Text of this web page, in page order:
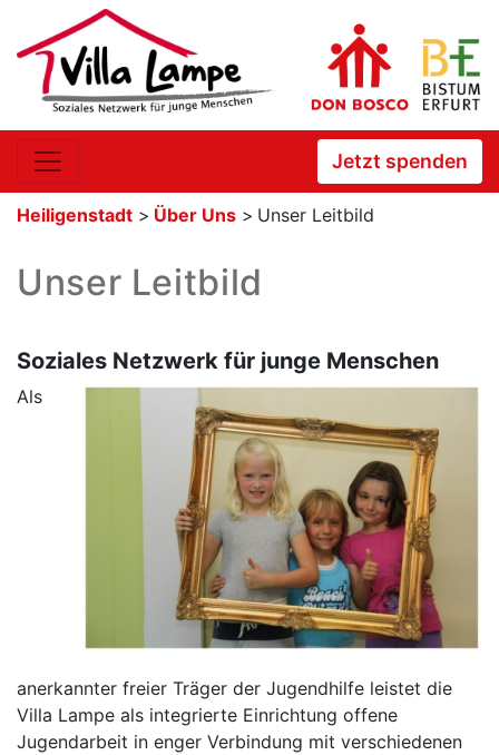
Jetzt spenden
Heiligenstadt > Über Uns > Unser Leitbild
Unser Leitbild
Soziales Netzwerk für junge Menschen
Als
anerkannter freier Träger der Jugendhilfe leistet die
Villa Lampe als integrierte Einrichtung offene
Jugendarbeit in enger Verbindung mit verschiedenen